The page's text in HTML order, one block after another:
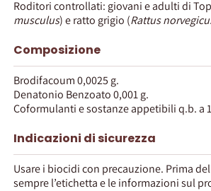
Roditori controllati: giovani e adulti di
musculus) e ratto grigio (Rattus
Composizione
Brodifacoum 0,0025 g.
Denatonio Benzoato 0,001 g.
Coformulanti e sostanze appetibili q.b. a
Indicazioni di sicurezza
Usare i biocidi con precauzione. Prima
sempre l’etichetta e le informazioni sul